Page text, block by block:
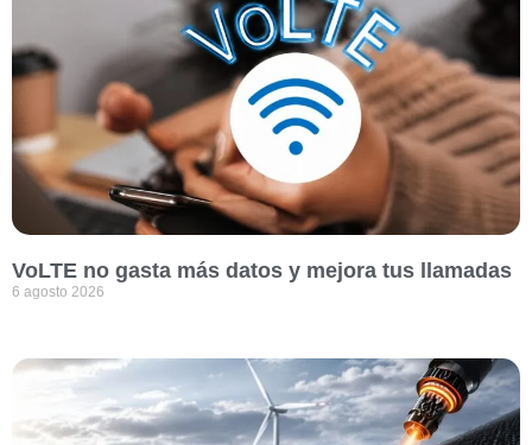
VoLTE no gasta más datos y mejora tus llamadas
6 agosto 2026